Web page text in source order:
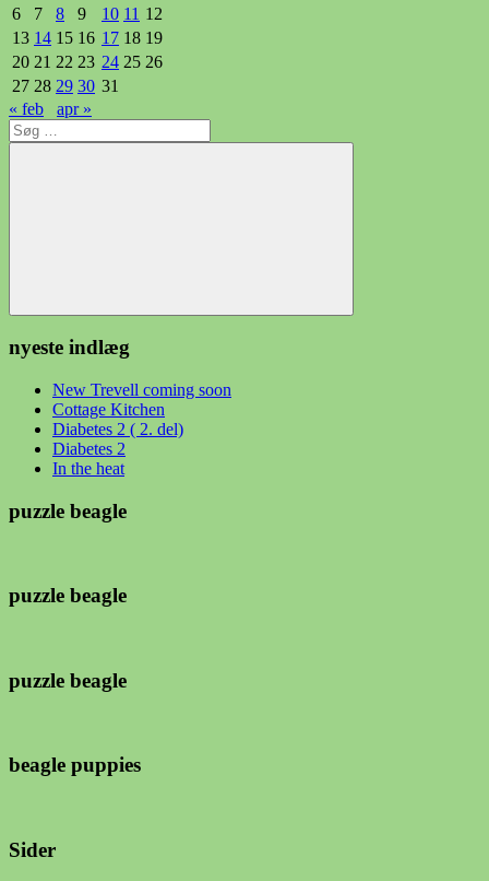
6 7 8 9 10 11 12
13 14 15 16 17 18 19
20 21 22 23 24 25 26
27 28 29 30 31
« feb
apr »
Søg
efter:
Søg
nyeste indlæg
New Trevell coming soon
Cottage Kitchen
Diabetes 2 ( 2. del)
Diabetes 2
In the heat
puzzle beagle
puzzle beagle
puzzle beagle
beagle puppies
Sider